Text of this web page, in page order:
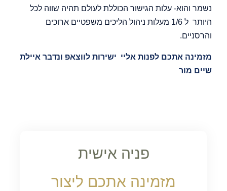
נשמר והוא- עלות הגישור הכוללת לעולם תהיה שווה לכל
היותר ל 1/6 מעלות ניהול הליכים משפטיים ארוכים
והרסניים.
מזמינה אתכם לפנות אליי ישירות לווצאפ ונדבר איילת
שיים מור
פניה אישית
מזמינה אתכם ליצור